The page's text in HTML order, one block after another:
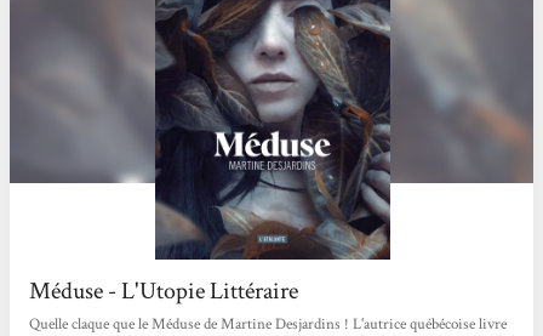
Méduse - L'Utopie Littéraire
Quelle claque que le Méduse de Martine Desjardins ! L'autrice québécoise livre